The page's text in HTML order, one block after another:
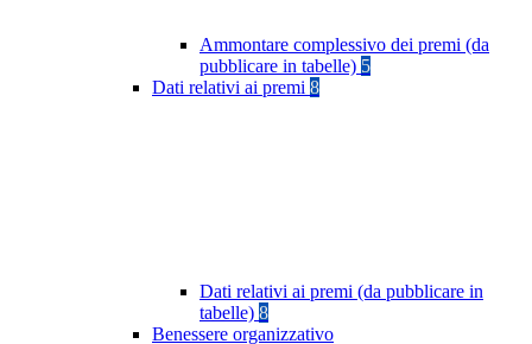
Ammontare complessivo dei premi (da
pubblicare in tabelle) 5
Dati relativi ai premi 8
Dati relativi ai premi (da pubblicare in
tabelle) 8
Benessere organizzativo